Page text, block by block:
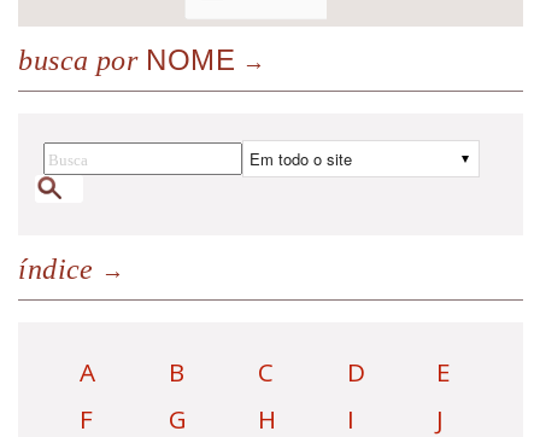
busca porNOME
índice
A B C D
E
F
G H I
J